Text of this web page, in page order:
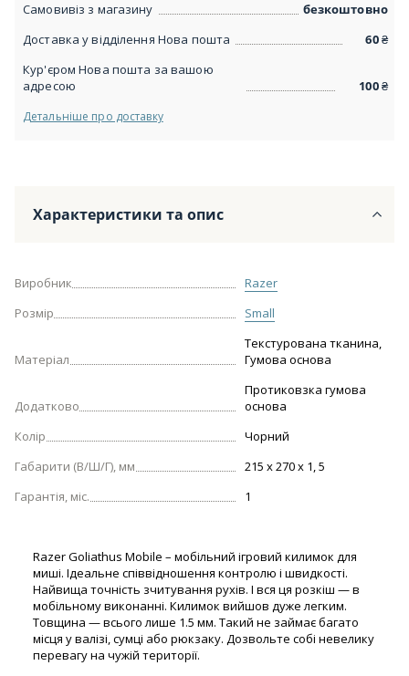
Самовивіз з магазину
безкоштовно
Доставка у відділення Нова пошта
60₴
Кур'єром Нова пошта за вашою
адресою
100₴
Детальніше про доставку
Характеристики та опис
Виробник
Razer
Розмір
Small
Матеріал
Текстурована тканина,
Гумова основа
Додатково
Протиковзка гумова
основа
Колір
Чорний
Габарити (В/Ш/Г), мм
215 х 270 х 1, 5
Гарантія, міс.
1
Razer Goliathus Mobile – мобільний ігровий килимок для
миші. Ідеальне співвідношення контролю і швидкості.
Найвища точність зчитування рухів. І вся ця розкіш — в
мобільному виконанні. Килимок вийшов дуже легким.
Товщина — всього лише 1.5 мм. Такий не займає багато
місця у валізі, сумці або рюкзаку. Дозвольте собі невелику
перевагу на чужій території.